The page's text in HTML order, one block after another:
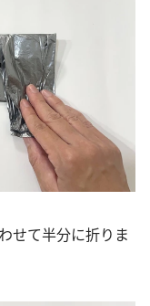
せて半分に折りま